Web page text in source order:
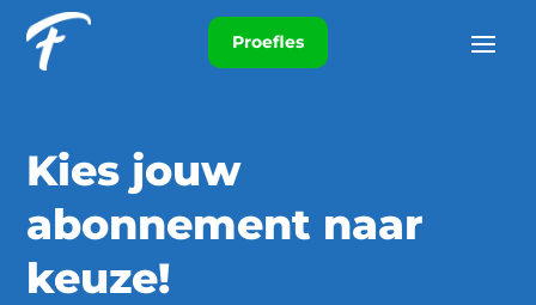
Proefles
Kies jouw
abonnement naar
keuze!